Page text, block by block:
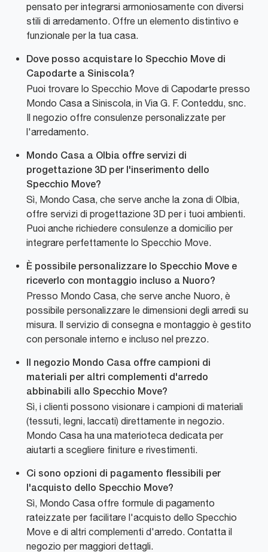
pensato per integrarsi armoniosamente con diversi
stili di arredamento. Offre un elemento distintivo e
funzionale per la tua casa.
Dove posso acquistare lo Specchio Move di
Capodarte a Siniscola?
Puoi trovare lo Specchio Move di Capodarte presso
Mondo Casa a Siniscola, in Via G. F. Conteddu, snc.
Il negozio offre consulenze personalizzate per
l'arredamento.
Mondo Casa a Olbia offre servizi di
progettazione 3D per l'inserimento dello
Specchio Move?
Sì, Mondo Casa, che serve anche la zona di Olbia,
offre servizi di progettazione 3D per i tuoi ambienti.
Puoi anche richiedere consulenze a domicilio per
integrare perfettamente lo Specchio Move.
È possibile personalizzare lo Specchio Move e
riceverlo con montaggio incluso a Nuoro?
Presso Mondo Casa, che serve anche Nuoro, è
possibile personalizzare le dimensioni degli arredi su
misura. Il servizio di consegna e montaggio è gestito
con personale interno e incluso nel prezzo.
Il negozio Mondo Casa offre campioni di
materiali per altri complementi d'arredo
abbinabili allo Specchio Move?
Sì, i clienti possono visionare i campioni di materiali
(tessuti, legni, laccati) direttamente in negozio.
Mondo Casa ha una materioteca dedicata per
aiutarti a scegliere finiture e rivestimenti.
Ci sono opzioni di pagamento flessibili per
l'acquisto dello Specchio Move?
Sì, Mondo Casa offre formule di pagamento
rateizzate per facilitare l'acquisto dello Specchio
Move e di altri complementi d'arredo. Contatta il
negozio per maggiori dettagli.